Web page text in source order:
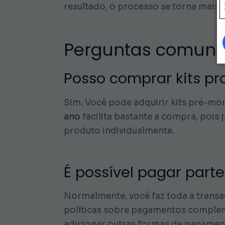
resultado, o processo se torna mais
Perguntas
Posso comprar kits
Sim. Você pode adquirir kits pré-
ano facilita bastante a compra, pois
produto individualmente.
É possível pagar
Normalmente, você faz toda a
políticas sobre pagamentos